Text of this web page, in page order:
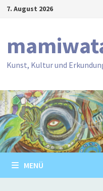
Zum7. August 2026
Kunst, Kultur und
MENÜ